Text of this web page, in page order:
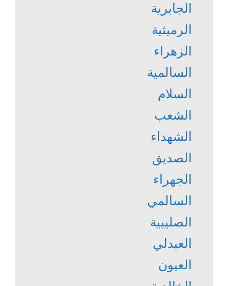
الجابرية
الرميثية
الزهراء
السالمية
السلام
الشعب
الشهداء
الصديق
الجهراء
السالمي
الصليبية
العبدلي
العيون